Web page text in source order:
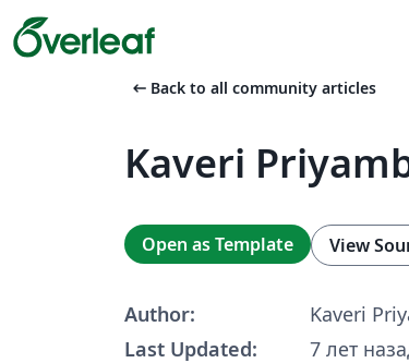
arrow_left_alt Back to all community articles
Kaveri
Open as Template View
Author:
Kaveri
Last Updated:
7 лет